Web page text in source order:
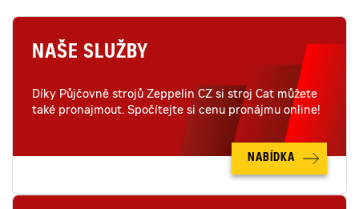
NAŠE SLUŽBY
Díky Půjčovně strojů Zeppelin CZ si stroj Cat můžete
také pronajmout. Spočítejte si cenu pronájmu online!
NABÍDKA